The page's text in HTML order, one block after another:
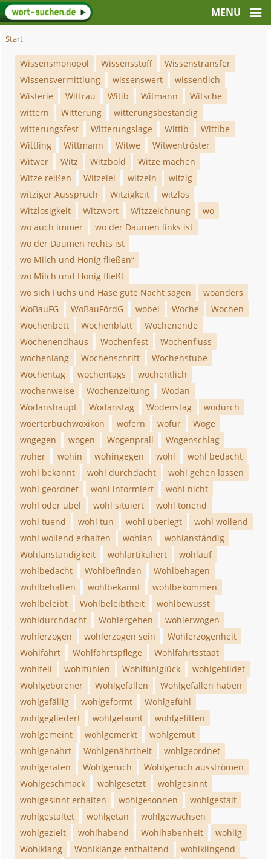
Start
Wissensmonopol Wissensstoff
Wissenstransfer
Wissensvermittlung
wissenswert
wissentlich
Wisterie
Witfrau Witib Witmann
Witsche
wittern
Witterung
witterungsbeständig
witterungsfest
Witterungslage Wittib
Wittibe
Wittling
Wittmann Witwe
Witwentröster
Witwer
Witz Witzbold
Witze machen
Witze reißen
Witzelei witzeln
witzig
witziger Ausspruch
Witzigkeit
witzlos
Witzlosigkeit
Witzwort Witzzeichnung
wo
wo auch immer
wo der Daumen links ist
wo der Daumen rechts ist
wo Milch und Honig fließen“
wo Milch und Honig fließt
wo sich Fuchs und Hase gute Nacht sagen
woanders
WoBauFG
WoBauFördG wobei Woche
Wochen
Wochenbett
Wochenblatt
Wochenende
Wochenendhaus
Wochenfest
Wochenfluss
wochenlang
Wochenschrift
Wochenstube
Wochentag
wochentags
wöchentlich
wochenweise
Wochenzeitung
Wodan
Wodanshaupt
Wodanstag Wodenstag
wodurch
woerterbuchwoxikon
wofern wofür
Woge
wogegen
wogen Wogenprall
Wogenschlag
woher
wohin wohingegen wohl
wohl bedacht
wohl bekannt
wohl durchdacht
wohl gehen lassen
wohl geordnet
wohl informiert
wohl nicht
wohl oder übel
wohl situiert
wohl tönend
wohl tuend
wohl tun wohl überlegt
wohl wollend
wohl wollend erhalten
wohlan
wohlanständig
Wohlanständigkeit
wohlartikuliert
wohlauf
wohlbedacht
Wohlbefinden
Wohlbehagen
wohlbehalten
wohlbekannt
wohlbekommen
wohlbeleibt
Wohlbeleibtheit
wohlbewusst
wohldurchdacht
Wohlergehen
wohlerwogen
wohlerzogen
wohlerzogen sein
Wohlerzogenheit
Wohlfahrt
Wohlfahrtspflege
Wohlfahrtsstaat
wohlfeil
wohlfühlen Wohlfühlglück
wohlgebildet
Wohlgeborener
Wohlgefallen
Wohlgefallen haben
wohlgefällig
wohlgeformt
Wohlgefühl
wohlgegliedert
wohlgelaunt
wohlgelitten
wohlgemeint
wohlgemerkt
wohlgemut
wohlgenährt
Wohlgenährtheit
wohlgeordnet
wohlgeraten
Wohlgeruch
Wohlgeruch ausströmen
Wohlgeschmack
wohlgesetzt
wohlgesinnt
wohlgesinnt erhalten
wohlgesonnen
wohlgestalt
wohlgestaltet
wohlgetan
wohlgewachsen
wohlgezielt
wohlhabend Wohlhabenheit
wohlig
Wohlklang
Wohlklänge enthaltend
wohlklingend